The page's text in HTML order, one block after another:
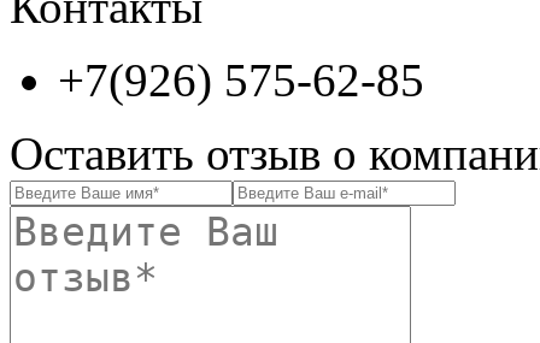
+7(926) 575-62-85
Оставить отзыв о